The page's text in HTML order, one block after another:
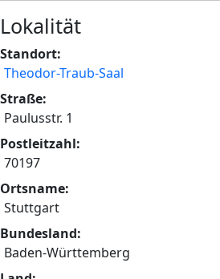
Lokalität
Standort:
Theodor-Traub-Saal
Straße:
Paulusstr. 1
Postleitzahl:
70197
Ortsname:
Stuttgart
Bundesland:
Baden-Württemberg